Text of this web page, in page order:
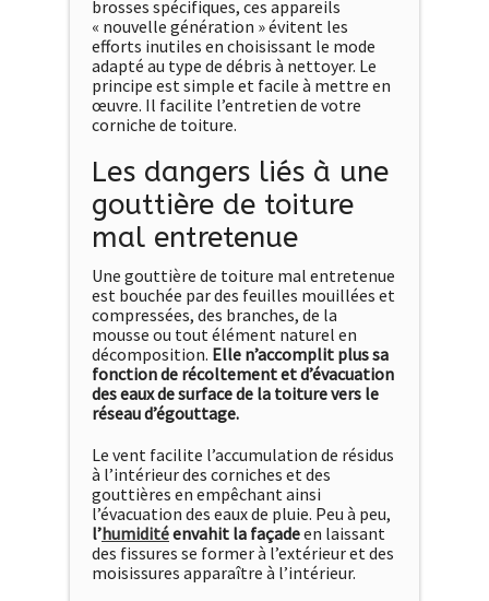
brosses spécifiques, ces appareils
« nouvelle génération » évitent les
efforts inutiles en choisissant le mode
adapté au type de débris à nettoyer. Le
principe est simple et facile à mettre en
œuvre. Il facilite l’entretien de votre
corniche de toiture.
Les dangers liés à une
gouttière de toiture
mal entretenue
Une gouttière de toiture mal entretenue
est bouchée par des feuilles mouillées et
compressées, des branches, de la
mousse ou tout élément naturel en
décomposition. Elle n’accomplit plus sa
fonction de récoltement et d’évacuation
des eaux de surface de la toiture vers le
réseau d’égouttage.
Le vent facilite l’accumulation de résidus
à l’intérieur des corniches et des
gouttières en empêchant ainsi
l’évacuation des eaux de pluie. Peu à peu,
l’humiditéenvahit la façadeen laissant
des fissures se former à l’extérieur et des
moisissures apparaître à l’intérieur.